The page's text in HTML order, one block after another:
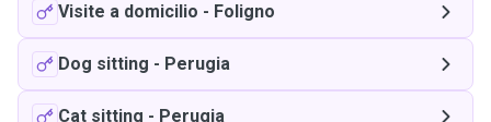
Visite a domicilio - Foligno
Dog sitting - Perugia
Cat sitting - Perugia